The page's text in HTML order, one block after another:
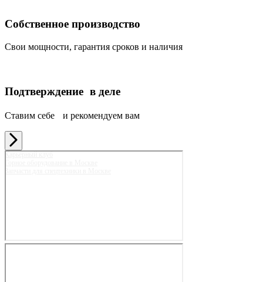
Собственное производство
Свои мощности, гарантия сроков и наличия
Подтверждение в деле
Ставим себе и рекомендуем вам